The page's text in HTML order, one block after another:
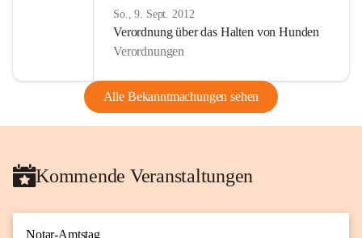
So., 9. Sept. 2012
Verordnung über das Halten von Hunden
Verordnungen
Alle Bekanntmachungen sehen
Kommende Veranstaltungen
Notar-Amtstag